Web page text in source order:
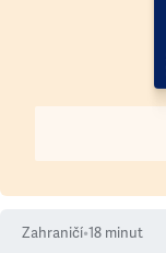
Zahraničí•18 minut